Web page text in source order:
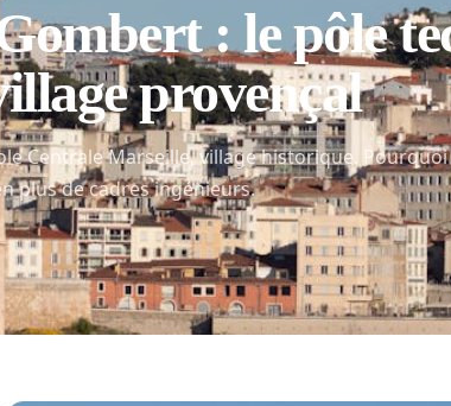
: le pôle
provençal
Centrale Marseille, village historique. Pourquoi
plus de cadres ingénieurs.